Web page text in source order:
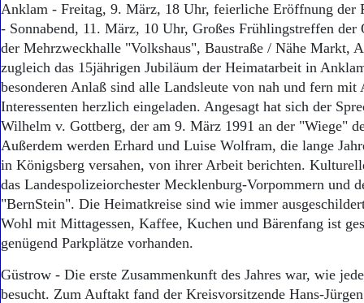
Anklam - Freitag, 9. März, 18 Uhr, feierliche Eröffnung der
- Sonnabend, 11. März, 10 Uhr, Großes Frühlingstreffen der
der Mehrzweckhalle "Volkshaus", Baustraße / Nähe Markt,
zugleich das 15jährigen Jubiläum der Heimatarbeit in
besonderen Anlaß sind alle Landsleute von nah und fern mit
Interessenten herzlich eingeladen. Angesagt hat sich der
Wilhelm v. Gottberg, der am 9. März 1991 an der "Wiege"
Außerdem werden Erhard und Luise Wolfram, die lange
in Königsberg versahen, von ihrer Arbeit berichten.
das Landespolizeiorchester Mecklenburg-Vorpommern und
"BernStein". Die Heimatkreise sind wie immer
Wohl mit Mittagessen, Kaffee, Kuchen und Bärenfang ist
genügend Parkplätze vorhanden.
Güstrow - Die erste Zusammenkunft des Jahres war, wie
besucht. Zum Auftakt fand der Kreisvorsitzende Hans-